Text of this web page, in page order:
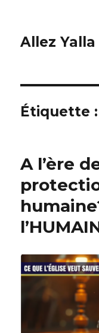
Allez Yalla
Étiquette :
A l’ère